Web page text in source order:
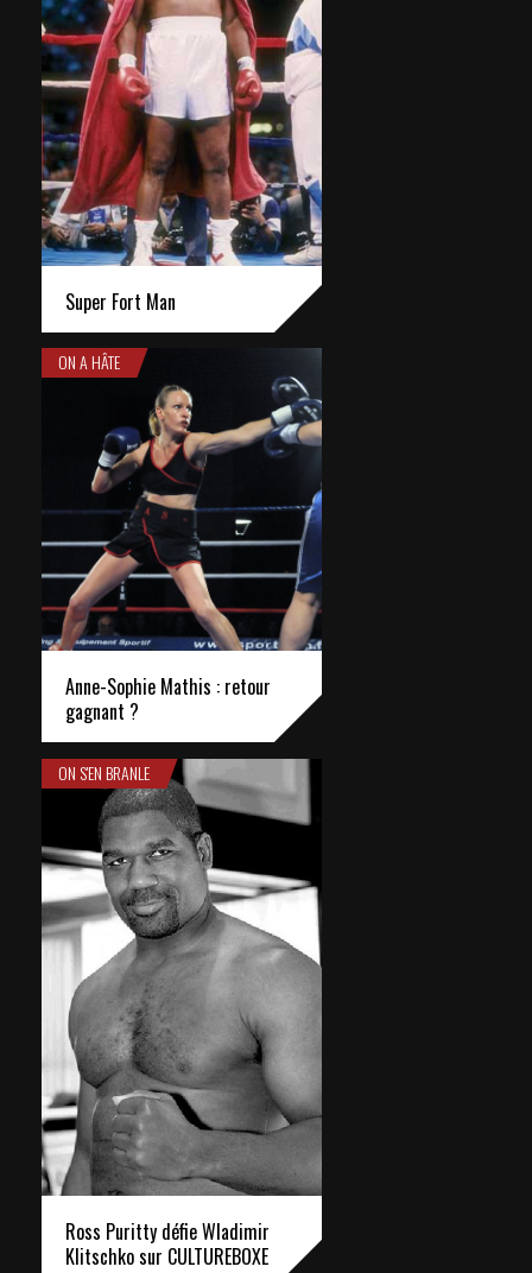
Super Fort Man
ON A HÂTE
Anne-Sophie Mathis : retour
gagnant ?
ON S'EN BRANLE
Ross Puritty défie Wladimir
Klitschko sur CULTUREBOXE